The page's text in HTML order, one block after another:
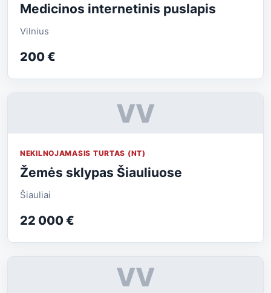
Medicinos internetinis puslapis
Vilnius
200 €
VV
NEKILNOJAMASIS TURTAS (NT)
Žemės sklypas Šiauliuose
Šiauliai
22 000 €
VV